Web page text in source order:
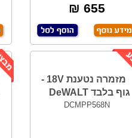
לאורך חיים ארוך
655 ₪
מזמרה נטענת 18V -
גוף בלבד DeWALT
DCMPP568N